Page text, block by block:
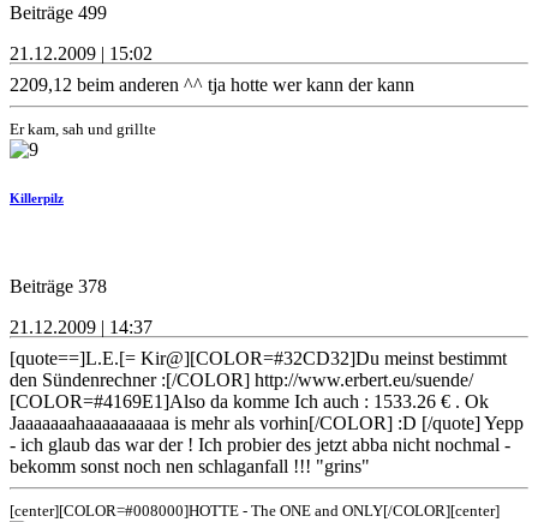
Beiträge 499
21.12.2009 | 15:02
2209,12 beim anderen ^^ tja hotte wer kann der kann
Er kam, sah und grillte
Killerpilz
Beiträge 378
21.12.2009 | 14:37
[quote==]L.E.[= Kir@][COLOR=#32CD32]Du meinst bestimmt
den Sündenrechner :[/COLOR] http://www.erbert.eu/suende/
[COLOR=#4169E1]Also da komme Ich auch : 1533.26 € . Ok
Jaaaaaaahaaaaaaaaaa is mehr als vorhin[/COLOR] :D [/quote] Yepp
- ich glaub das war der ! Ich probier des jetzt abba nicht nochmal -
bekomm sonst noch nen schlaganfall !!! "grins"
[center][COLOR=#008000]HOTTE - The ONE and ONLY[/COLOR][center]